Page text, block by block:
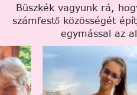
Büszkék vagyunk rá,
számfestő közösségét
egymással az